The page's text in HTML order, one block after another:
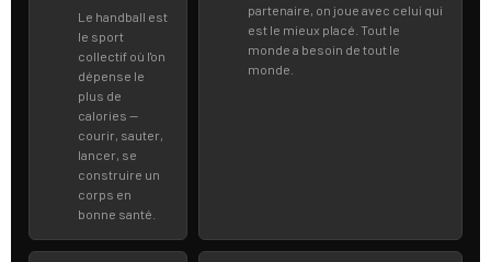
Le handball est
le sport
collectif où l'on
dépense le
plus de
calories —
courir, sauter,
lancer, se
construire un
corps en
bonne santé.
partenaire, on joue avec celui qui
est le mieux placé. Tout le
monde a besoin de tout le
monde.